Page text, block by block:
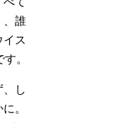
、誰
イス
。
、し
。